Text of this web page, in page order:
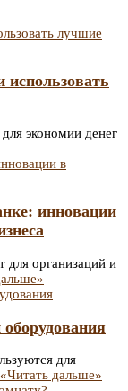
экономии денег
инновации
для организаций и
для
«Читать дальше»